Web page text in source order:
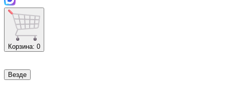
Корзина: 0
Везде